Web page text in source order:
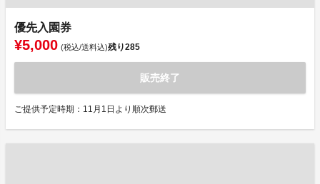
優先入園券
¥5,000 (税込/送料込)残り285
販売終了
ご提供予定時期：11月1日より順次郵送